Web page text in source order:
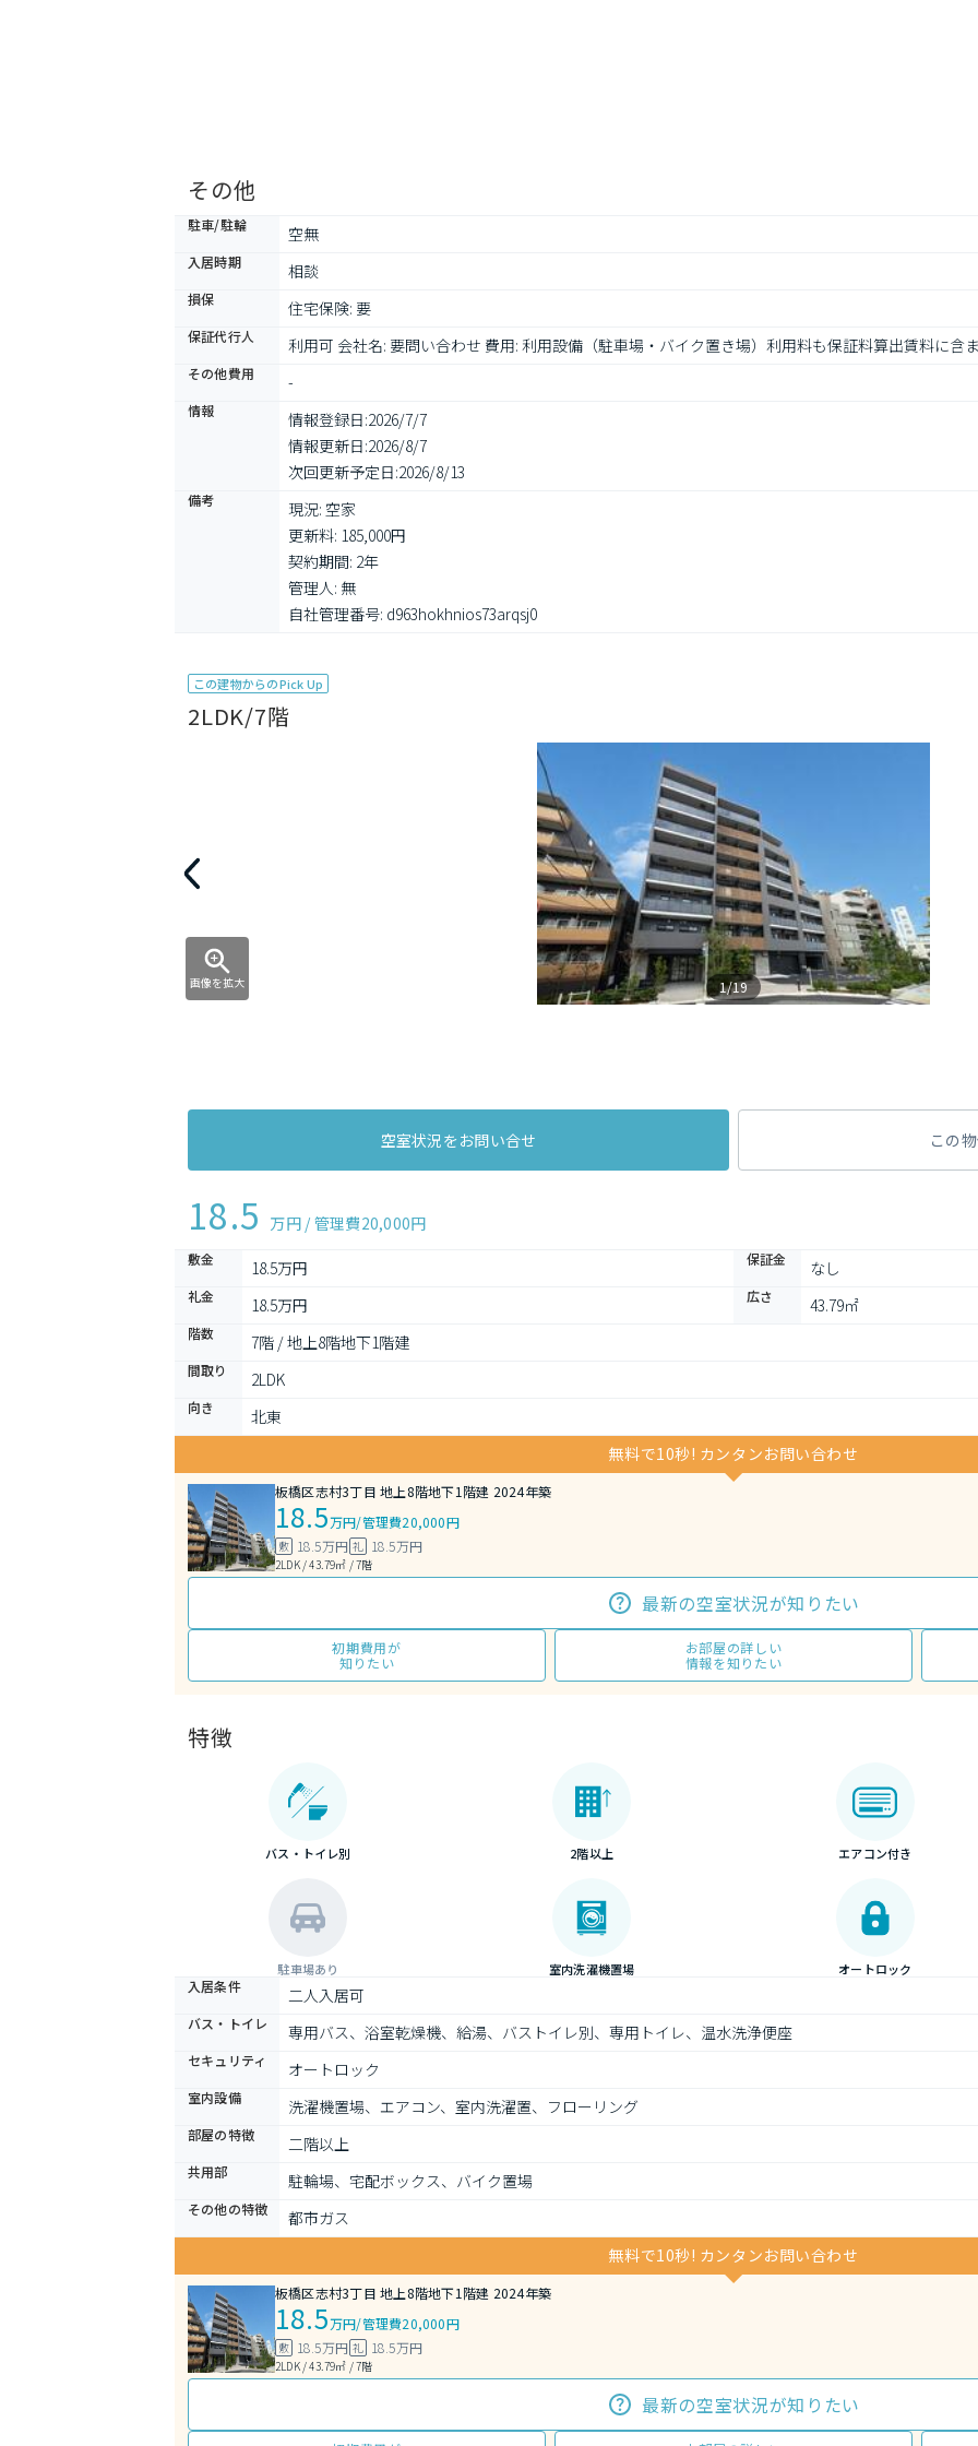
その他
駐車/駐輪 空無
入居時期 相談
損保 住宅保険: 要
保証代行人 利用可 会社名: 要問い合わせ 費用: 利用設備（駐車場・バイク置き場）利用料も保証料算出賃料に含ま
その他費用 -
情報 情報登録日:2026/7/7
情報更新日:2026/8/7
次回更新予定日:2026/8/13
備考
現況: 空家
更新料: 185,000円
契約期間: 2年
管理人: 無
自社管理番号: d963hokhnios73arqsj0
この建物からのPick Up
2LDK/7階
画像を拡大 1/19
空室状況をお問い合せ この
18.5 万円 / 管理費20,000円
敷金 18.5万円 保証金 なし
礼金 18.5万円 広さ 43.79㎡
階数 7階 / 地上8階地下1階建
間取り 2LDK
向き
北東
無料で10秒! カンタンお問い合わせ
板橋区志村3丁目 地上8階地下1階建 2024年築
18.5万円/管理費20,000円
敷 18.5万円 礼 18.5万円
2LDK / 43.79㎡ / 7階
最新の空室状況が知りたい
初期費用が
知りたい
お部屋の詳しい
情報を知りたい
特徴
バス・トイレ別 2階以上 エアコン付き
駐車場あり 室内洗濯機置場 オートロック
入居条件 二人入居可
バス・トイレ 専用バス、浴室乾燥機、給湯、バストイレ別、専用トイレ、温水洗浄便座
セキュリティ オートロック
室内設備 洗濯機置場、エアコン、室内洗濯置、フローリング
部屋の特徴 二階以上
共用部 駐輪場、宅配ボックス、バイク置場
その他の特徴
都市ガス
無料で10秒! カンタンお問い合わせ
板橋区志村3丁目 地上8階地下1階建 2024年築
18.5万円/管理費20,000円
敷 18.5万円 礼 18.5万円
2LDK / 43.79㎡ / 7階
最新の空室状況が知りたい